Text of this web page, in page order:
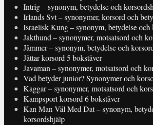
Intrig – synonym, betydelse och
Irlands Svt – synonymer, korsord och
Israelisk Kung – synonym, betydelse och
Jakthund – synonymer, motsatsord och
Jämmer – synonym, betydelse och
Jättar korsord 5 bokstäver
Javaman – synonymer, motsatsord och
Vad betyder junior? Synonymer och
Kaggar – synonymer, motsatsord och
Kampsport korsord 6 bokstäver
Kan Man Väl Med Dat – synonym,
korsordshjälp